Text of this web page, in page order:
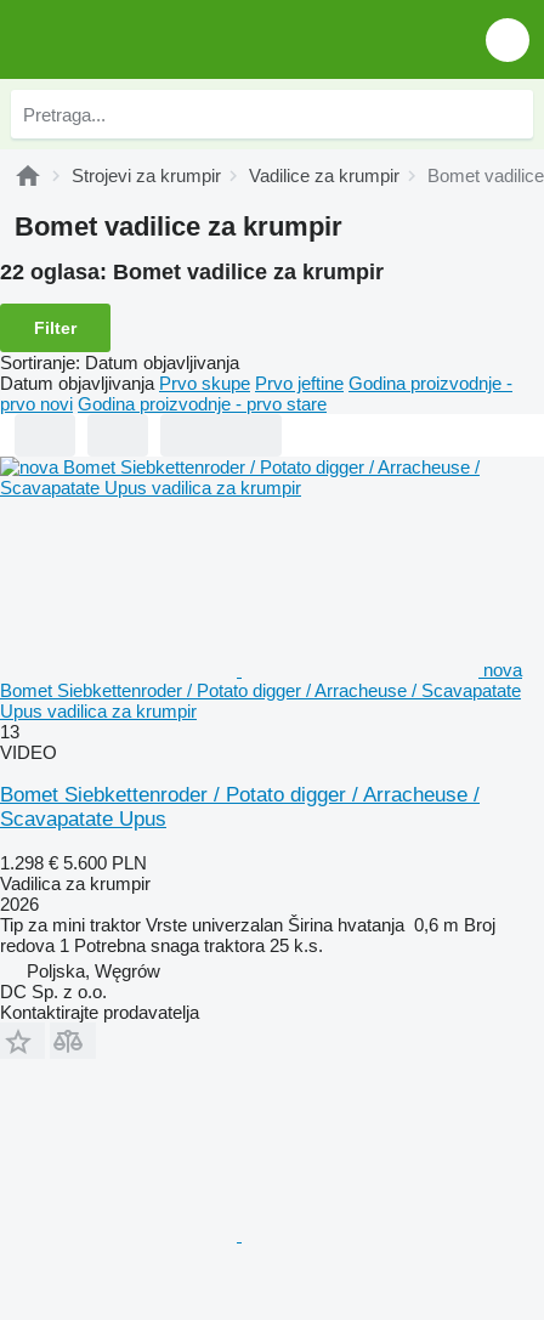
Strojevi za krumpir Vadilice za krumpir Bomet
Bomet vadilice za krumpir
22 oglasa: Bomet vadilice za krumpir
Filter
Sortiranje: Datum objavljivanja
Datum objavljivanja Prvo skupe Prvo jeftine Godina proizvodnje -
prvo novi Godina proizvodnje - prvo stare
nova
Bomet Siebkettenroder / Potato digger / Arracheuse / Scavapatate
Upus vadilica za krumpir
13
VIDEO
Bomet Siebkettenroder / Potato digger / Arracheuse /
Scavapatate Upus
1.298 € 5.600 PLN
Vadilica za krumpir
2026
Tip za mini traktor Vrste univerzalan Širina hvatanja 0,6 m Broj
redova 1 Potrebna snaga traktora 25 k.s.
Poljska, Węgrów
DC Sp. z o.o.
Kontaktirajte prodavatelja